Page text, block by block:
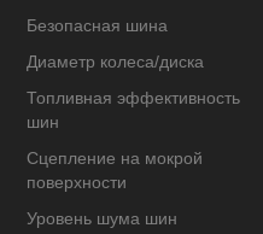
Безопасная шина
Диаметр колеса/диска
Топливная эффективность
шин
Сцепление на мокрой
поверхности
Уровень шума шин